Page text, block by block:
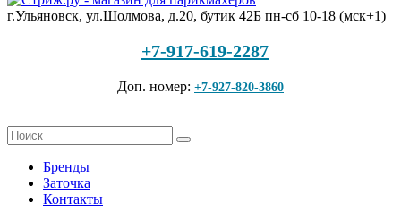
г.Ульяновск, ул.Шолмова, д.20, бутик 42Б пн-сб 10-18 (мск+1)
+7-917-619-2287
Доп. номер: +7-927-820-3860
Бренды
Заточка
Контакты